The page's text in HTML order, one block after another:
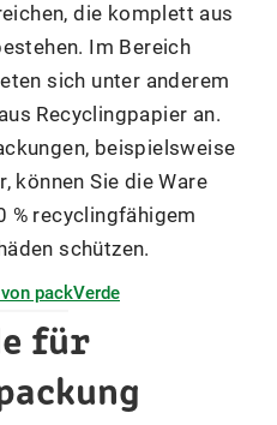
die komplett aus
Im Bereich
sich unter anderem
aus Recyclingpapier an.
beispielsweise
können Sie die Ware
% recyclingfähigem
schützen.
packVerde
für